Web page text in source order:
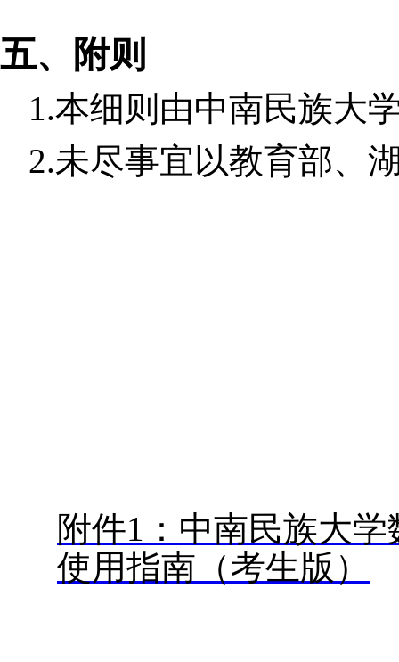
五、附则
1.本细则由中南民族大
2.未尽事宜以教育部、
附件1 ：中南民族大学
使用指南（考生版）